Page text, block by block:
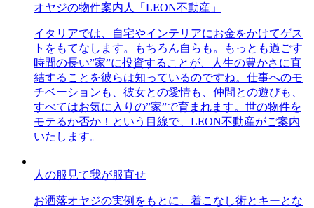
オヤジの物件案内人「LEON不動産」
イタリアでは、自宅やインテリアにお金をかけてゲス
トをもてなします。もちろん自らも。もっとも過ごす
時間の長い”家”に投資することが、人生の豊かさに直
結することを彼らは知っているのですね。仕事へのモ
チベーションも、彼女との愛情も、仲間との遊びも、
すべてはお気に入りの”家”で育まれます。世の物件を
モテるか否か！という目線で、LEON不動産がご案内
いたします。
人の服見て我が服直せ
お洒落オヤジの実例をもとに、着こなし術とキーとな